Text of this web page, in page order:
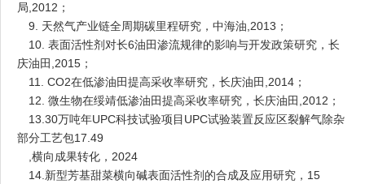
局 ,2012 ；
9.
天然气产业链全周期碳里程研究，中海油 ,2013 ；
10. 表面活性剂对长6油田渗流规律的影响与开发政策研究，长
庆油田 ,2015 ；
11. CO2在低渗油田提高采收率研究，长庆油田 ,2014；
12. 微生物在绥靖低渗油田提高采收率研究，长庆油田 ,2012 ；
13.30万吨年UPC科技试验项目 UPC试验装置反应区裂解气除杂
部分工艺包17.49
横向成果转化， 2024
14. 新型芳基甜菜横向碱表面活性剂的合成及应用研究， 15